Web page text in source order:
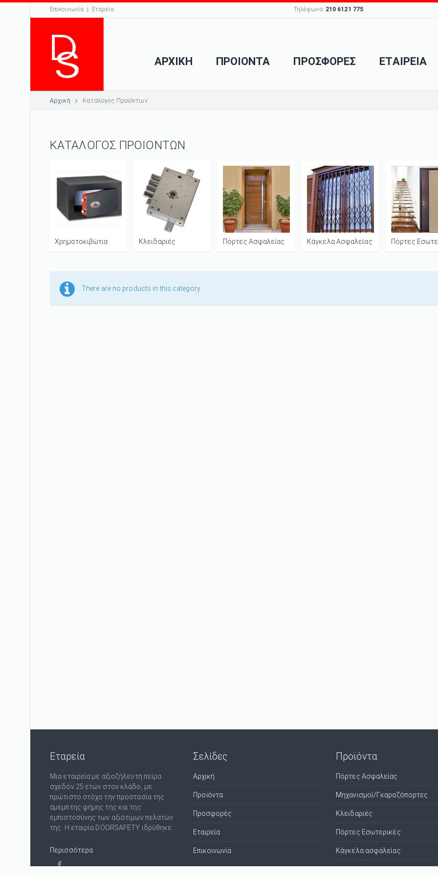
Επικοινωνία Εταρεία Τηλέφωνο: 210 6121 775
ΑΡΧΙΚΗ ΠΡΟΙΟΝΤΑ ΠΡΟΣΦΟΡΕΣ ΕΤΑΙΡΕΙΑ
Αρχική Κατάλογος Προϊόντων
ΚΑΤΑΛΟΓΟΣ ΠΡΟΙΟΝΤΩΝ
Χρηματοκιβώτια Κλειδαριές Πόρτες Ασφαλείας Κάγκελα Ασφαλείας Πόρτες
There are no products in this category.
Εταρεία
Μια εταιρεία με αξιοζήλευτη πείρα
σχεδόν 25 ετών στον κλάδο, με
πρώτιστο στόχο την προστασία της
άμεμπτης φήμης της και της
εμπιστοσύνης των αξιότιμων πελατών
της. Η εταιρία DOORSAFETY ιδρύθηκε ...
Περισσότερα
Σελίδες
Αρχική
Προϊόντα
Προσφορές
Εταιρεία
Επικοινωνία
Προϊόντα
Πόρτες Ασφαλείας
Μηχανισμοί/Γκαραζόπορτες
Κλειδαριές
Πόρτες Εσωτερικές
Κάγκελα ασφαλείας
Χρηματοκιβώτια